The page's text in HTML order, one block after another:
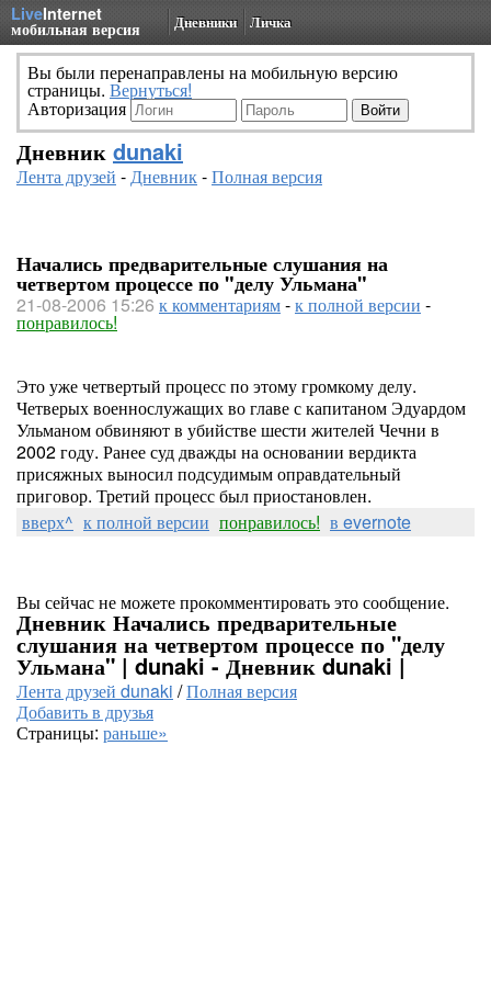
LiveInternet
мобильная версия Дневники Личка
Вы были перенаправлены на мобильную версию
страницы. Вернуться!
Авторизация
Дневник dunaki
Лента друзей -Дневник-Полная версия
Начались предварительные слушания на
четвертом процессе по "делу Ульмана"
21-08-2006 15:26 к комментариям-к полной версии -
понравилось!
Это уже четвертый процесс по этому громкому делу.
Четверых военнослужащих во главе с капитаном Эдуардом
Ульманом обвиняют в убийстве шести жителей Чечни в
2002 году. Ранее суд дважды на основании вердикта
присяжных выносил подсудимым оправдательный
приговор. Третий процесс был приостановлен.
вверх^ к полной версии понравилось! в evernote
Вы сейчас не можете прокомментировать это сообщение.
Дневник Начались предварительные
слушания на четвертом процессе по "делу
Ульмана" | dunaki - Дневник dunaki |
Лента друзей dunaki /Полная версия
Добавить в друзья
Страницы: раньше»